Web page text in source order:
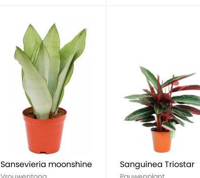
Sansevieria moonshine Sanguinea Triostar